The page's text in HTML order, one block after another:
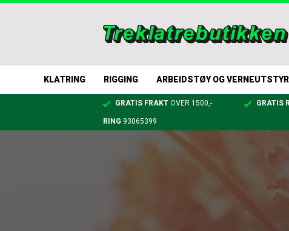
KLATRING RIGGING ARBEIDSTØY OG VERNEUTSTYR
GRATIS FRAKT OVER 1500,- GRATIS
RING 93065399